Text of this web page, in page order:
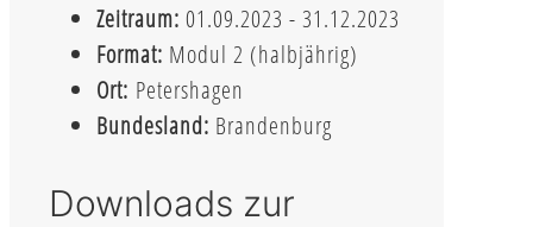
Zeitraum: 01.09.2023 - 31.12.2023
Format: Modul 2 (halbjährig)
Ort: Petershagen
Bundesland: Brandenburg
Downloads zur